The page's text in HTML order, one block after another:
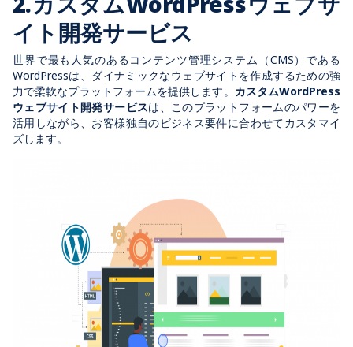
イト開発サービス
世界で最も人気のあるコンテンツ管理システム（CMS）である
WordPressは、ダイナミックなウェブサイトを作成するための強
力で柔軟なプラットフォームを提供します。 カスタムWordPress
ウェブサイト開発サービスは、このプラットフォームのパワーを
活用しながら、お客様独自のビジネス要件に合わせてカスタマイ
ズします。